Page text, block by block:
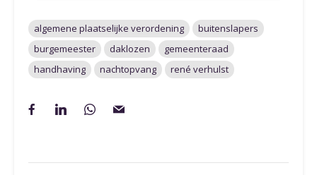
algemene plaatselijke verordening
buitenslapers
burgemeester
daklozen
gemeenteraad
handhaving
nachtopvang rené verhulst